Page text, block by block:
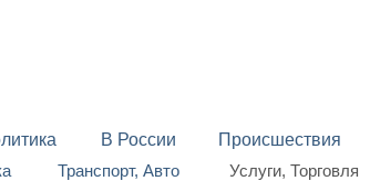
В России Происшествия
Транспорт, Авто Услуги, Торговля